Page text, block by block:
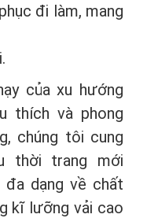
đi làm, mang
của xu hướng
thích và phong
chúng tôi cung
thời trang mới
đa dạng về chất
kĩ lưỡng vải cao